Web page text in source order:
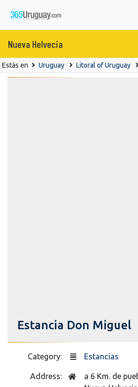
Nueva Helvecia
Estás en Uruguay Litoral of Uruguay
Estancia Don Miguel
Category: Estancias
Address:
a 6 Km. de